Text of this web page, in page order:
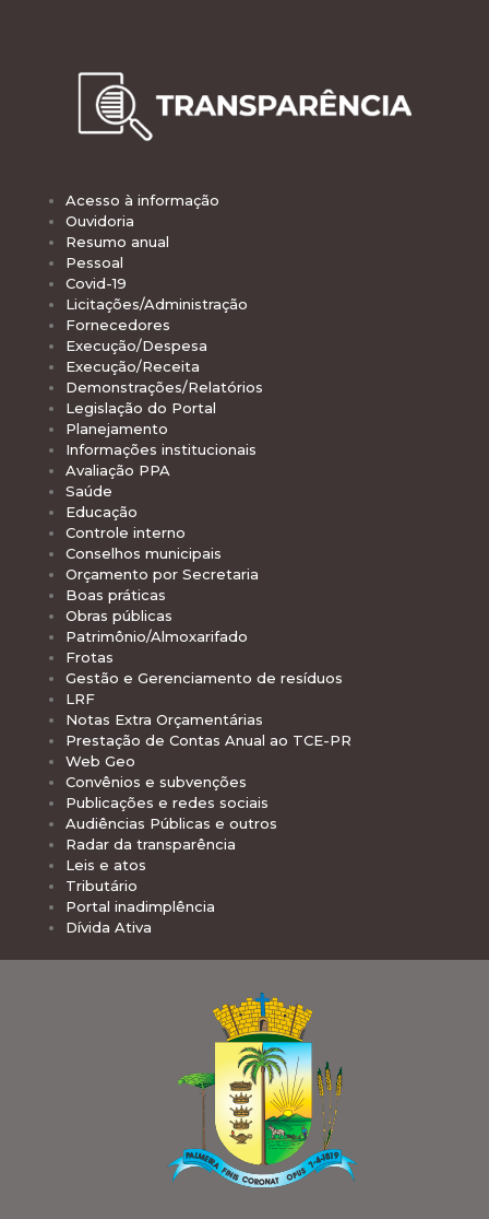
Acesso à informação
Ouvidoria
Resumo anual
Pessoal
Covid-19
Licitações/Administração
Fornecedores
Execução/Despesa
Execução/Receita
Demonstrações/Relatórios
Legislação do Portal
Planejamento
Informações institucionais
Avaliação PPA
Saúde
Educação
Controle interno
Conselhos municipais
Orçamento por Secretaria
Boas práticas
Obras públicas
Patrimônio/Almoxarifado
Frotas
Gestão e Gerenciamento de resíduos
LRF
Notas Extra Orçamentárias
Prestação de Contas Anual ao TCE-PR
Web Geo
Convênios e subvenções
Publicações e redes sociais
Audiências Públicas e outros
Radar da transparência
Leis e atos
Tributário
Portal inadimplência
Dívida Ativa